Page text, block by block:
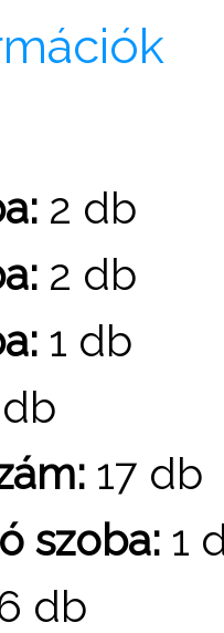
2 db
2 db
1 db
17 db
szoba: 1
db